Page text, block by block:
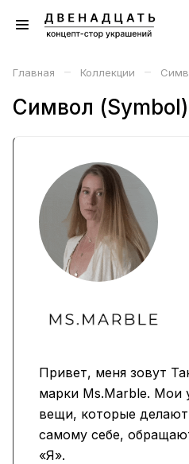
Главная – Коллекции –
Символ (Symbol)
Привет, меня зовут
марки Ms.Marble. Мои
вещи, которые
самому себе,
«Я».